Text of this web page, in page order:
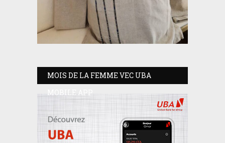
MOIS DE LA FEMME VEC UBA
MOBILE APP